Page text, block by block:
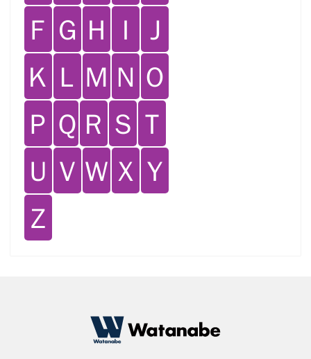
Ｆ Ｇ Ｈ Ｉ Ｊ
Ｋ Ｌ Ｍ Ｎ Ｏ
Ｐ Ｑ Ｒ Ｓ Ｔ
Ｕ Ｖ Ｗ Ｘ Ｙ
Ｚ